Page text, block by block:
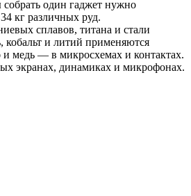
один гаджет нужно
кг различных руд.
сплавов, титана и стали
кобальт и литий применяются
и медь — в микросхемах и контактах.
экранах, динамиках и микрофонах.